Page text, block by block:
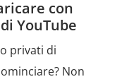
con
YouTube
privati di
Non